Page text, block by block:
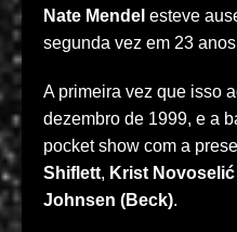
Nate Mendel esteve
segunda vez em 23
A primeira vez que isso
dezembro de 1999, e a
pocket show com a
Shiflett, Krist
Johnsen (Beck).